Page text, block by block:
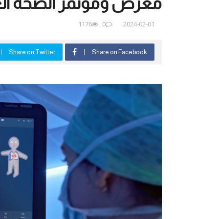
2024-02-01
0
1176
Share on Facebook
Share on Twitter